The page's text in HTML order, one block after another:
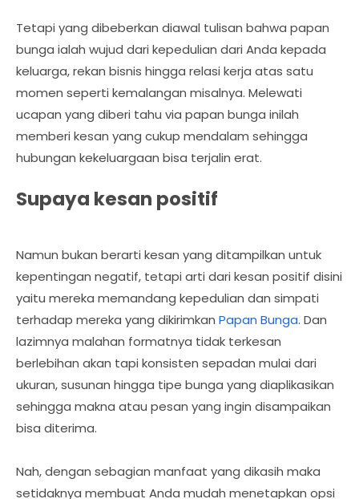
Tetapi yang dibeberkan diawal tulisan bahwa papan
bunga ialah wujud dari kepedulian dari Anda kepada
keluarga, rekan bisnis hingga relasi kerja atas satu
momen seperti kemalangan misalnya. Melewati
ucapan yang diberi tahu via papan bunga inilah
memberi kesan yang cukup mendalam sehingga
hubungan kekeluargaan bisa terjalin erat.
Supaya kesan positif
Namun bukan berarti kesan yang ditampilkan untuk
kepentingan negatif, tetapi arti dari kesan positif disini
yaitu mereka memandang kepedulian dan simpati
terhadap mereka yang dikirimkan Papan Bunga. Dan
lazimnya malahan formatnya tidak terkesan
berlebihan akan tapi konsisten sepadan mulai dari
ukuran, susunan hingga tipe bunga yang diaplikasikan
sehingga makna atau pesan yang ingin disampaikan
bisa diterima.
Nah, dengan sebagian manfaat yang dikasih maka
setidaknya membuat Anda mudah menetapkan opsi